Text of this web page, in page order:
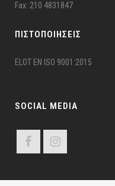
Fax: 210 4831847
ΠΙΣΤΟΠΟΙΉΣΕΙΣ
ELOT EN ISO 9001:2015
SOCIAL MEDIA